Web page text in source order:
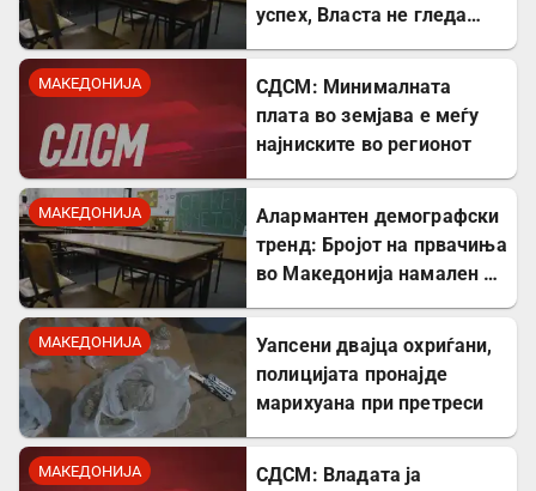
успех, Власта не гледа
МАКЕДОНИЈА
СДСМ: Минималната
плата во земјава е меѓу
најниските во регионот
МАКЕДОНИЈА
Алармантен демографски
тренд: Бројот на првачиња
во Македонија намален за
МАКЕДОНИЈА
Уапсени двајца охриѓани,
полицијата пронајде
марихуана при претреси
МАКЕДОНИЈА СДСМ: Владата ја